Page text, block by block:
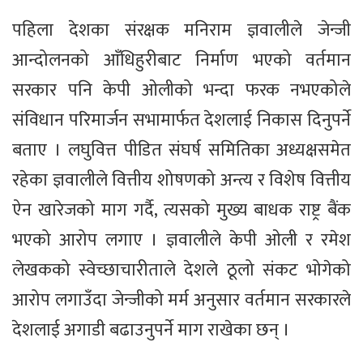
पहिला देशका संरक्षक मनिराम ज्ञवालीले जेन्जी
आन्दोलनको आँधिहुरीबाट निर्माण भएको वर्तमान
सरकार पनि केपी ओलीको भन्दा फरक नभएकोले
संविधान परिमार्जन सभामार्फत देशलाई निकास दिनुपर्ने
बताए । लघुवित्त पीडित संघर्ष समितिका अध्यक्षसमेत
रहेका ज्ञवालीले वित्तीय शोषणको अन्त्य र विशेष वित्तीय
ऐन खारेजको माग गर्दै, त्यसको मुख्य बाधक राष्ट्र बैंक
भएको आरोप लगाए । ज्ञवालीले केपी ओली र रमेश
लेखकको स्वेच्छाचारीताले देशले ठूलो संकट भोगेको
आरोप लगाउँदा जेन्जीको मर्म अनुसार वर्तमान सरकारले
देशलाई अगाडी बढाउनुपर्ने माग राखेका छन् ।